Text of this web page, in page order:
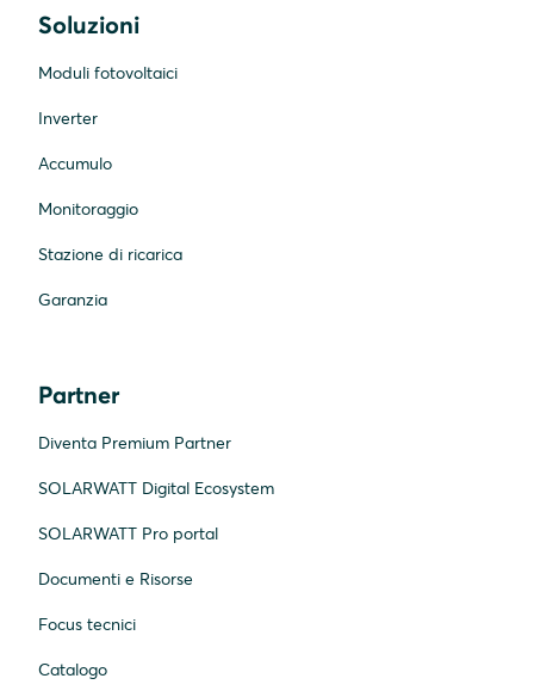
Soluzioni
Moduli fotovoltaici
Inverter
Accumulo
Monitoraggio
Stazione di ricarica
Garanzia
Partner
Diventa Premium Partner
SOLARWATT Digital Ecosystem
SOLARWATT Pro portal
Documenti e Risorse
Focus tecnici
Catalogo